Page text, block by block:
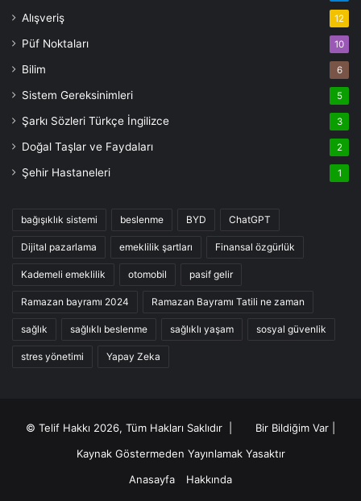
Alışveriş 12
Püf Noktaları 10
Bilim 6
Sistem Gereksinimleri 5
Şarkı Sözleri Türkçe İngilizce 3
Doğal Taşlar ve Faydaları 2
Şehir Hastaneleri 1
bağışıklık sistemi beslenme BYD ChatGPT
Dijital pazarlama emeklilik şartları Finansal özgürlük
Kademeli emeklilik otomobil pasif gelir
Ramazan bayramı 2024 Ramazan Bayramı Tatili ne zaman
sağlık sağlıklı beslenme sağlıklı yaşam sosyal güvenlik
stres yönetimi Yapay Zeka
© Telif Hakkı 2026, Tüm Hakları Saklıdır | Bir Bildiğim Var
Kaynak Göstermeden Yayınlamak Yasaktır
Anasayfa
Hakkında